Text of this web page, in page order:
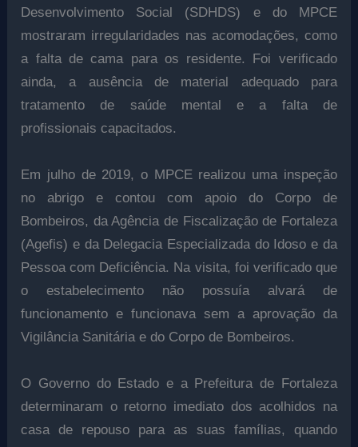
Desenvolvimento Social (SDHDS) e do MPCE
mostraram irregularidades nas acomodações, como
a falta de cama para os residente. Foi verificado
ainda, a ausência de material adequado para
tratamento de saúde mental e a falta de
profissionais capacitados.
Em julho de 2019, o MPCE realizou uma inspeção
no abrigo e contou com apoio do Corpo de
Bombeiros, da Agência de Fiscalização de Fortaleza
(Agefis) e da Delegacia Especializada do Idoso e da
Pessoa com Deficiência. Na visita, foi verificado que
o estabelecimento não possuía alvará de
funcionamento e funcionava sem a aprovação da
Vigilância Sanitária e do Corpo de Bombeiros.
O Governo do Estado e a Prefeitura de Fortaleza
determinaram o retorno imediato dos acolhidos na
casa de repouso para as suas famílias, quando